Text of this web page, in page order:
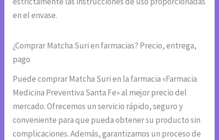
en el envase.
¿Comprar Matcha Suri en farmacias? Precio, entrega,
pago
Puede comprar Matcha Suri en la farmacia «Farmacia
Medicina Preventiva Santa Fe» al mejor precio del
mercado. Ofrecemos un servicio rápido, seguro y
conveniente para que pueda obtener su producto sin
complicaciones. Además, garantizamos un proceso de